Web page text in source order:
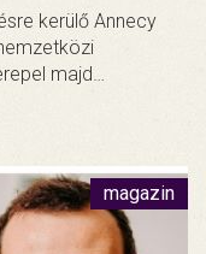
kerülő Annecy
majd…
magazin